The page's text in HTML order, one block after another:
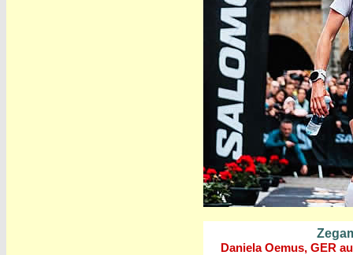
Daniela Oemus, GER